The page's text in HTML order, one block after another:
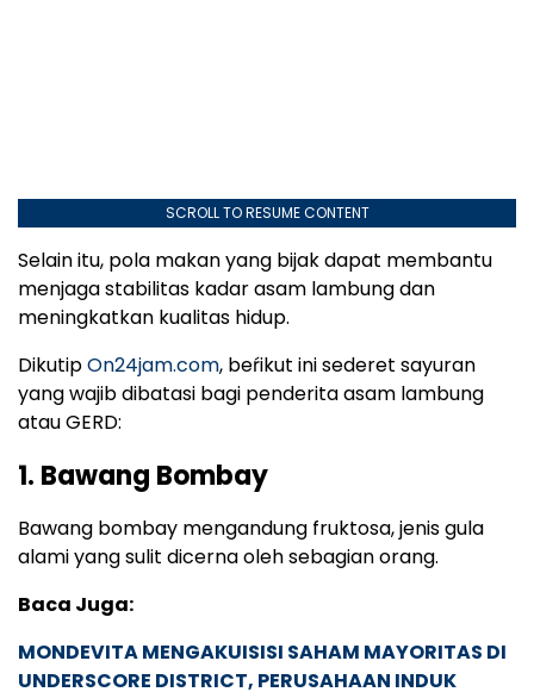
SCROLL TO RESUME CONTENT
Selain itu, pola makan yang bijak dapat membantu
menjaga stabilitas kadar asam lambung dan
meningkatkan kualitas hidup.
DikutipOn24jam.com, beŕikut ini sederet sayuran
yang wajib dibatasi bagi penderita asam lambung
atau GERD:
1. Bawang Bombay
Bawang bombay mengandung fruktosa, jenis gula
alami yang sulit dicerna oleh sebagian orang.
Baca Juga:
MONDEVITA MENGAKUISISI SAHAM MAYORITAS DI
UNDERSCORE DISTRICT, PERUSAHAAN INDUK